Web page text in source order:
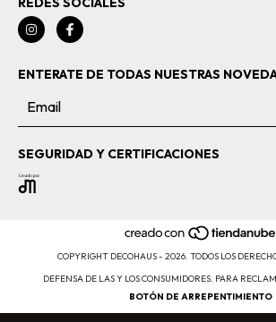
ENTERATE DE TODAS NUESTRAS
SEGURIDAD Y CERTIFICACIONES
COPYRIGHT DECOHAUS - 2026. TODOS LOS
DEFENSA DE LAS Y LOS CONSUMIDORES. PARA
BOTÓN DE ARREPENTIMIENTO